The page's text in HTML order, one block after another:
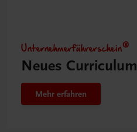
Unternehmerführerschein®
Neues Curriculum
Mehr erfahren